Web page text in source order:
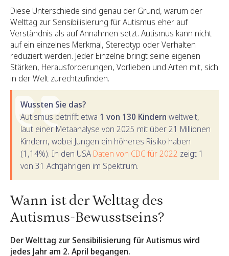
Diese Unterschiede sind genau der Grund, warum der
Welttag zur Sensibilisierung für Autismus eher auf
Verständnis als auf Annahmen setzt. Autismus kann nicht
auf ein einzelnes Merkmal, Stereotyp oder Verhalten
reduziert werden. Jeder Einzelne bringt seine eigenen
Stärken, Herausforderungen, Vorlieben und Arten mit, sich
in der Welt zurechtzufinden.
Wussten Sie das?
Autismus betrifft etwa 1 von 130 Kindern weltweit,
laut einer Metaanalyse von 2025 mit über 21 Millionen
Kindern, wobei Jungen ein höheres Risiko haben
(1,14%). In den USA Daten von CDC für 2022 zeigt 1
von 31 Achtjährigen im Spektrum.
Wann ist der Welttag des
Autismus-Bewusstseins?
Der Welttag zur Sensibilisierung für Autismus wird
jedes Jahr am 2. April begangen.